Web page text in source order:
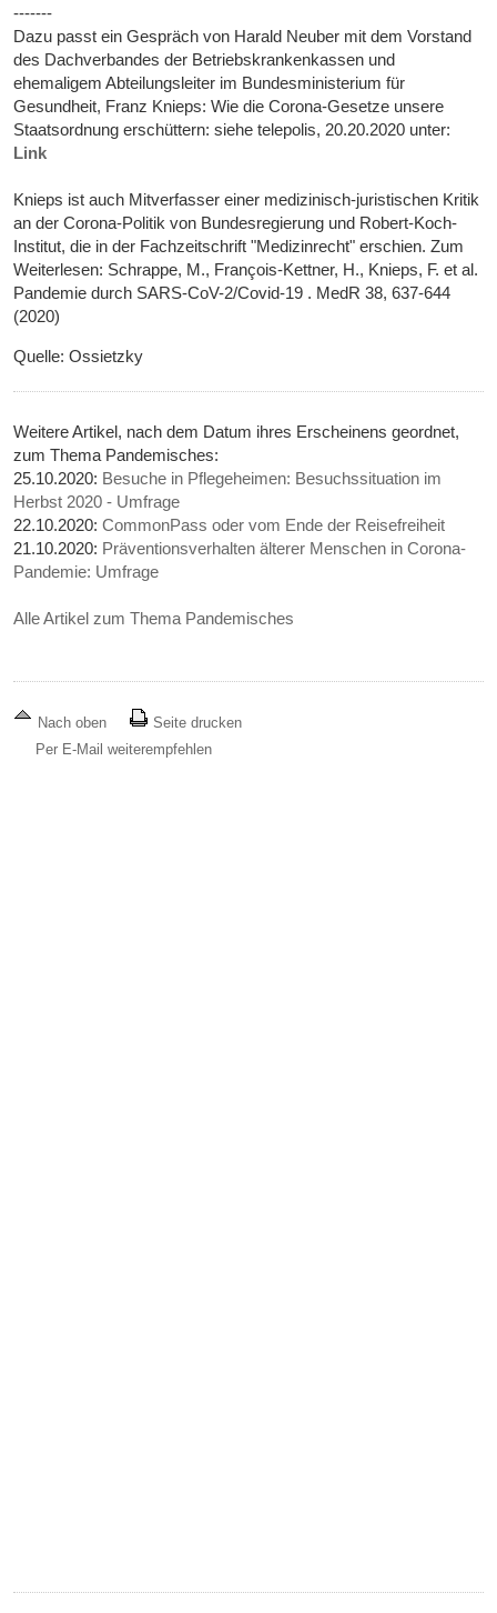
-------
Dazu passt ein Gespräch von Harald Neuber mit dem Vorstand
des Dachverbandes der Betriebskrankenkassen und
ehemaligem Abteilungsleiter im Bundesministerium für
Gesundheit, Franz Knieps: Wie die Corona-Gesetze unsere
Staatsordnung erschüttern: siehe telepolis, 20.20.2020 unter:
Link
Knieps ist auch Mitverfasser einer medizinisch-juristischen Kritik
an der Corona-Politik von Bundesregierung und Robert-Koch-
Institut, die in der Fachzeitschrift "Medizinrecht" erschien. Zum
Weiterlesen: Schrappe, M., François-Kettner, H., Knieps, F. et al.
Pandemie durch SARS-CoV-2/Covid-19 . MedR 38, 637-644
(2020)
Quelle: Ossietzky
Weitere Artikel, nach dem Datum ihres Erscheinens geordnet,
zum Thema Pandemisches:
25.10.2020: Besuche in Pflegeheimen: Besuchssituation im
Herbst 2020 - Umfrage
22.10.2020:CommonPass oder vom Ende der Reisefreiheit
21.10.2020: Präventionsverhalten älterer Menschen in Corona-
Pandemie: Umfrage
Alle Artikel zum Thema Pandemisches
Nach oben
Seite drucken
Per E-Mail weiterempfehlen